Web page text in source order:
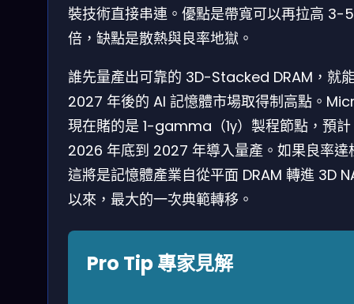
裝技術直接串連。優點是帶寬可以再拉高 3-5
倍，缺點是散熱與良率地獄。
誰先量產出可靠的 3D-Stacked DRAM，就
2027 年後的 AI 記憶體市場取得制高點。
現在賭的是 1-gamma（1γ）製程節點，預計
2026 年底到 2027 年導入量產。如果良率達
這將是記憶體產業自從平面 DRAM 轉進 3D
以來，最大的一次典範轉移。
Pro Tip 專家見解